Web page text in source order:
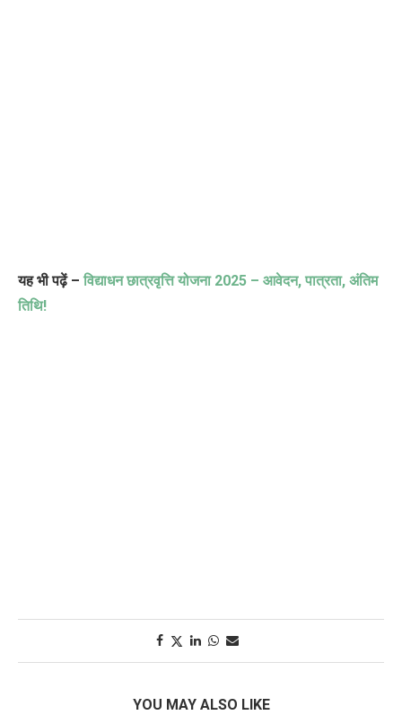
यह भी पढ़ें – विद्याधन छात्रवृत्ति योजना 2025 – आवेदन, पात्रता, अंतिम
तिथि!
YOU MAY ALSO LIKE